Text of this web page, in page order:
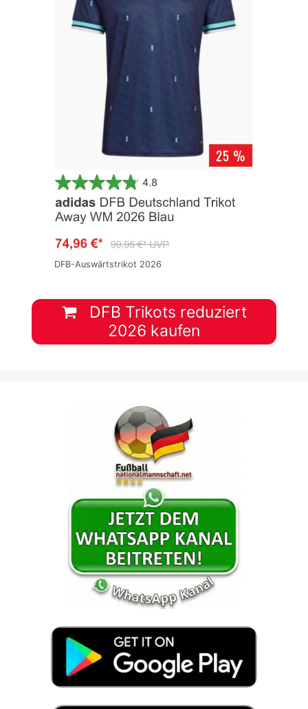
DFB-Auswärtstrikot 2026
DFB Trikots reduziert
2026 kaufen